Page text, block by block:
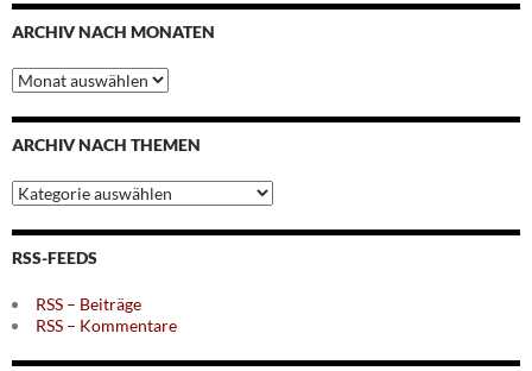
ARCHIV NACH MONATEN
Archiv
nach
Monaten
ARCHIV NACH THEMEN
Archiv
nach
Themen
RSS-FEEDS
RSS – Beiträge
RSS – Kommentare